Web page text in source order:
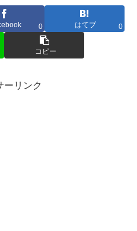
0 はてブ 0
コピー
ーリンク